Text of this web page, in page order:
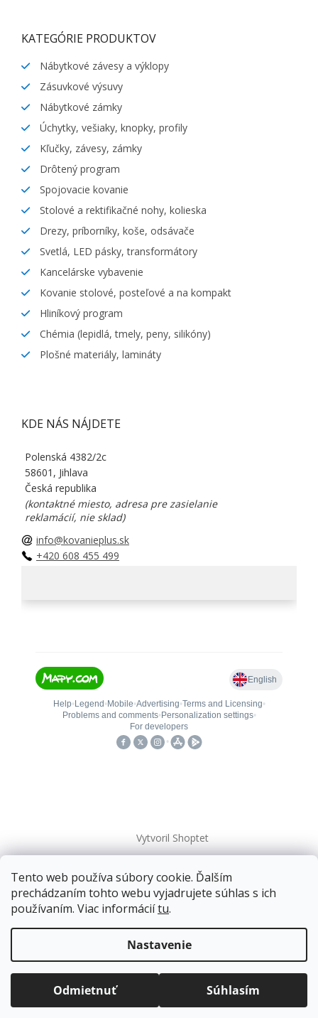
Tento web používa súbory cookie. Ďalším
prechádzaním tohto webu vyjadrujete súhlas s ich
používaním. Viac informáciítu.
Nastavenie
Odmietnuť Súhlasím
Doprava zadarmopre balíkové zásielky v hodnote
nad120 EUR*.
Balíky zasielame už od4 EUR.
ZRÝCHĽUJEME.
KATEGÓRIE PRODUKTOV
Nábytkové závesy a výklopy
Zásuvkové výsuvy
Nábytkové zámky
Úchytky, vešiaky, knopky, profily
Kľučky, závesy, zámky
Drôtený program
Spojovacie kovanie
Stolové a rektifikačné nohy, kolieska
Drezy, príborníky, koše, odsávače
Svetlá, LED pásky, transformátory
Kancelárske vybavenie
Kovanie stolové, posteľové a na kompakt
Hliníkový program
Chémia (lepidlá, tmely, peny, silikóny)
Plošné materiály, lamináty
KDE NÁS NÁJDETE
Polenská 4382/2c
58601, Jihlava
Česká republika
(kontaktné miesto, adresa pre zasielanie
reklamácií, nie sklad)
info@kovanieplus.sk
+420 608 455 499
Vytvoril Shoptet
Copyright 2026kovanieplus. Všetky práva vyhradené.